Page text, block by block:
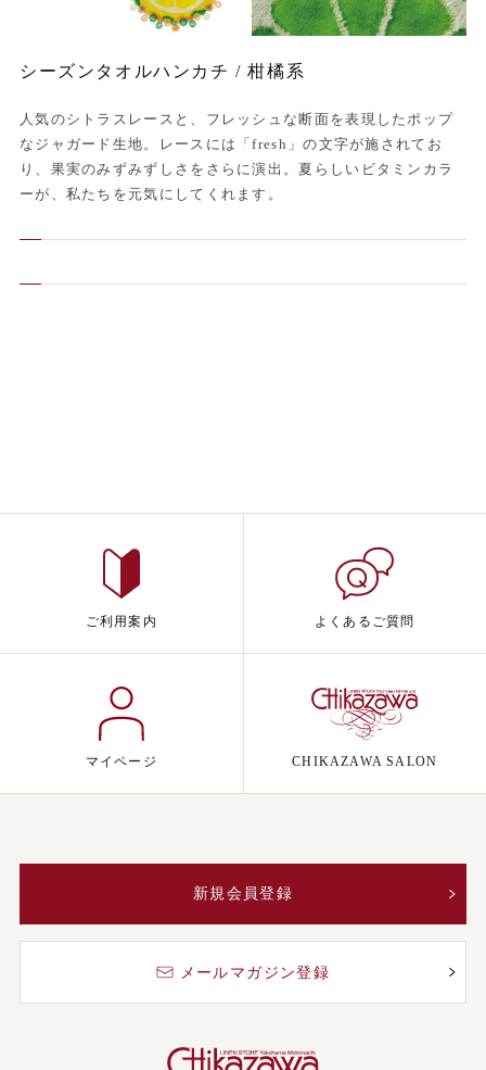
シーズンタオルハンカチ / 柑橘系
人気のシトラスレースと、フレッシュな断面を表現したポップ
なジャガード生地。レースには「fresh」の文字が施されてお
り、果実のみずみずしさをさらに演出。夏らしいビタミンカラ
ーが、私たちを元気にしてくれます。
ご利用案内 よくあるご質問
マイページ CHIKAZAWA SALON
新規会員登録
メールマガジン登録